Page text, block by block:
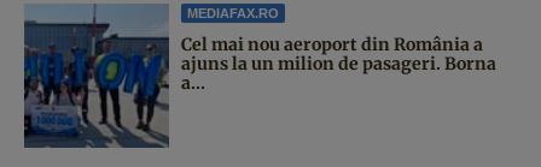
MEDIAFAX.RO
Cel mai nou aeroport din România a
ajuns la un milion de pasageri. Borna
a...